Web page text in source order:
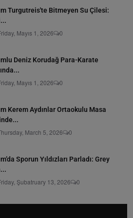
Turgutreis'te Bitmeyen Su Çilesi:
Mayıs 1, 2026 0
Deniz Korudağ Para-Karate
Mayıs 1, 2026 0
Kerem Aydınlar Ortaokulu Masa
March 5, 2026 0
Sporun Yıldızları Parladı: Grey
Şubatruary 13, 2026 0